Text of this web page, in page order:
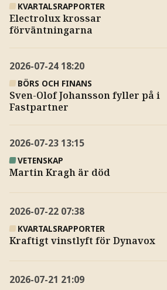
KVARTALSRAPPORTER
Electrolux krossar
förväntningarna
2026-07-24 18:20
BÖRS OCH FINANS
Sven-Olof Johansson fyller på i
Fastpartner
2026-07-23 13:15
VETENSKAP
Martin Kragh är död
2026-07-22 07:38
KVARTALSRAPPORTER
Kraftigt vinstlyft för Dynavox
2026-07-21 21:09